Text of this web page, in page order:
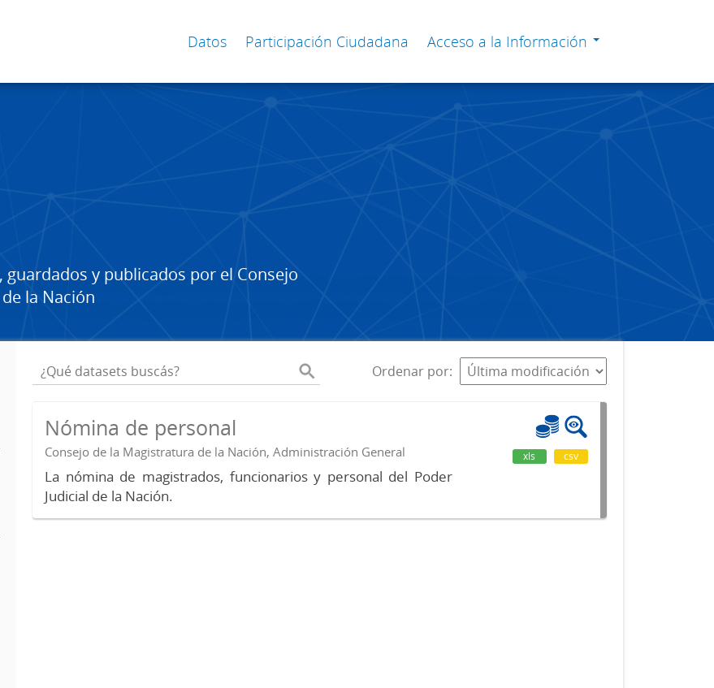
Datos Participación Ciudadana Acceso a la Información
y publicados por el Consejo
la Nación
Ordenar por
Nómina de personal
Consejo de la Magistratura de la Nación, Administración General
La nómina de magistrados, funcionarios y personal del Poder
Judicial de la Nación.
xls csv